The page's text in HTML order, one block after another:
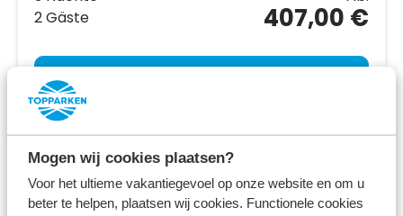
Mogen wij cookies plaatsen?
Voor het ultieme vakantiegevoel op onze website en om u
beter te helpen, plaatsen wij cookies. Functionele cookies
2 Gäste
407,00 €
Mehr Infos zum Ferienpark